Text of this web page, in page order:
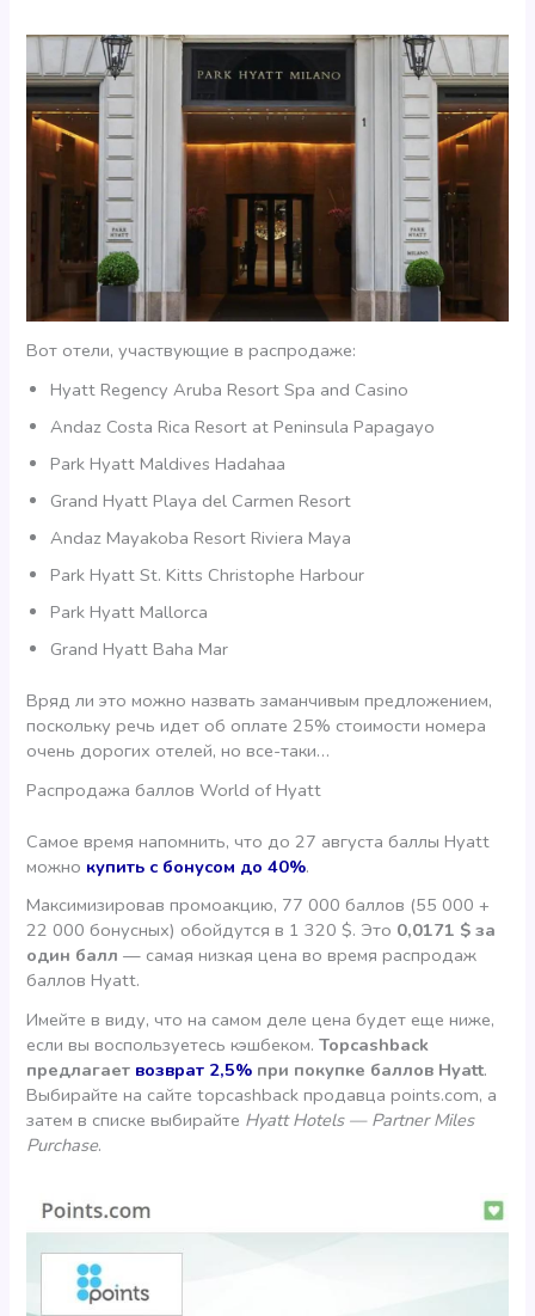
Вот отели, участвующие в распродаже:
Hyatt Regency Aruba Resort Spa and Casino
Andaz Costa Rica Resort at Peninsula Papagayo
Park Hyatt Maldives Hadahaa
Grand Hyatt Playa del Carmen Resort
Andaz Mayakoba Resort Riviera Maya
Park Hyatt St. Kitts Christophe Harbour
Park Hyatt Mallorca
Grand Hyatt Baha Mar
Вряд ли это можно назвать заманчивым предложением,
поскольку речь идет об оплате 25% стоимости номера
очень дорогих отелей, но все-таки…
Распродажа баллов World of Hyatt
Самое время напомнить, что до 27 августа баллы Hyatt
можно купить с бонусом до 40%.
Максимизировав промоакцию, 77 000 баллов (55 000 +
22 000 бонусных) обойдутся в 1 320 $. Это 0,0171 $ за
один балл — самая низкая цена во время распродаж
баллов Hyatt.
Имейте в виду, что на самом деле цена будет еще ниже,
если вы воспользуетесь кэшбеком.Topcashback
предлагает возврат 2,5% при покупке баллов Hyatt.
Выбирайте на сайте topcashback продавца points.com, а
затем в списке выбирайте Hyatt Hotels — Partner Miles
Purchase.